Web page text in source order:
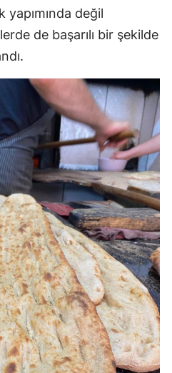
yapımında değil
de başarılı bir şekilde